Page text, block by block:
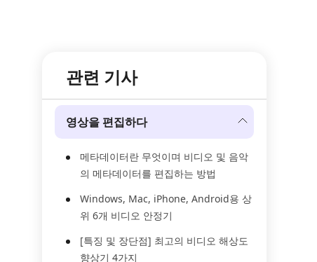
관련 기사
영상을 편집하다
메타데이터란 무엇이며 비디오 및 음악
의 메타데이터를 편집하는 방법
Windows, Mac, iPhone, Android용 상
위 6개 비디오 안정기
[특징 및 장단점] 최고의 비디오 해상도
향상기 4가지